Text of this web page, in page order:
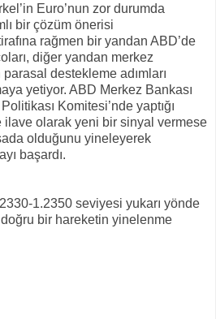
Euro’nun zor durumda
bir çözüm önerisi
rağmen bir yandan ABD’de
diğer yandan merkez
destekleme adımları
yetiyor. ABD Merkez Bankası
Komitesi’nde yaptığı
ilave olarak yeni bir sinyal vermese
olduğunu yineleyerek
başardı.
1.2350 seviyesi yukarı yönde
doğru bir hareketin yinelenme